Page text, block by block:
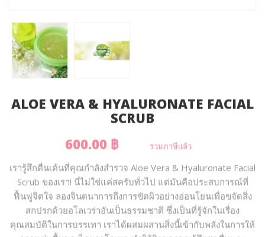
ALOE VERA & HYALURONATE FACIAL
SCRUB
600.00 ฿
รวมภาษีแล้ว
เรารู้สึกตื่นเต้นที่คุณกำลังสำรวจ Aloe Vera & Hyaluronate Facial
Scrub ของเรา! นี่ไม่ใช่แค่สครับทั่วไป แต่มันคือประสบการณ์ที่
ฟื้นฟูจิตใจ ลองจินตนาการถึงการขัดผิวอย่างอ่อนโยนเพื่อขจัดสิ่ง
สกปรกด้วยอโลเวร่าอันเป็นธรรมชาติ ซึ่งเป็นที่รู้จักในเรื่อง
คุณสมบัติในการบรรเทา เราได้ผสมผสานสิ่งนี้เข้ากับพลังในการให้